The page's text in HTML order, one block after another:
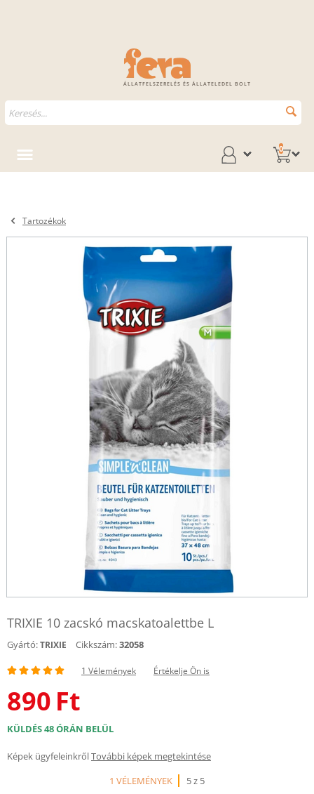
ÁLLATFELSZERELÉS ÉS ÁLLATELEDEL BOLT
0
Tartozékok
TRIXIE 10 zacskó macskatoalettbe L
Gyártó:TRIXIE Cikkszám:32058
1 Vélemények Értékelje Ön is
890 Ft
KÜLDÉS 48 ÓRÁN BELÜL
Képek ügyfeleinkrőlTovábbi képek megtekintése
1 VÉLEMÉNYEK
5 z 5